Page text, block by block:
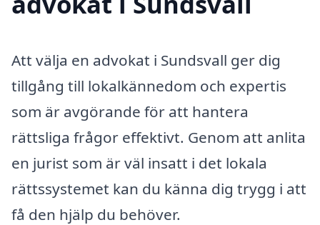
Att välja en advokat i Sundsvall ger dig
tillgång till lokalkännedom och expertis
som är avgörande för att hantera
rättsliga frågor effektivt. Genom att anlita
en jurist som är väl insatt i det lokala
rättssystemet kan du känna dig trygg i att
få den hjälp du behöver.